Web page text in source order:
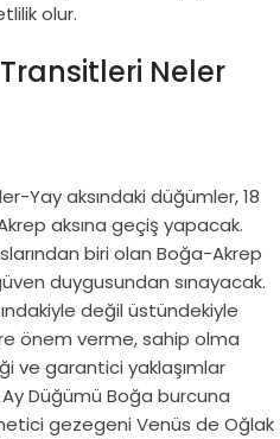
olur.
Neler
Yay aksındaki düğümler, 18
aksına geçiş yapacak.
biri olan Boğa-Akrep
duygusundan sınayacak.
değil üstündekiyle
önem verme, sahip olma
ve garantici yaklaşımlar
Düğümü Boğa burcuna
gezegeni Venüs de Oğlak